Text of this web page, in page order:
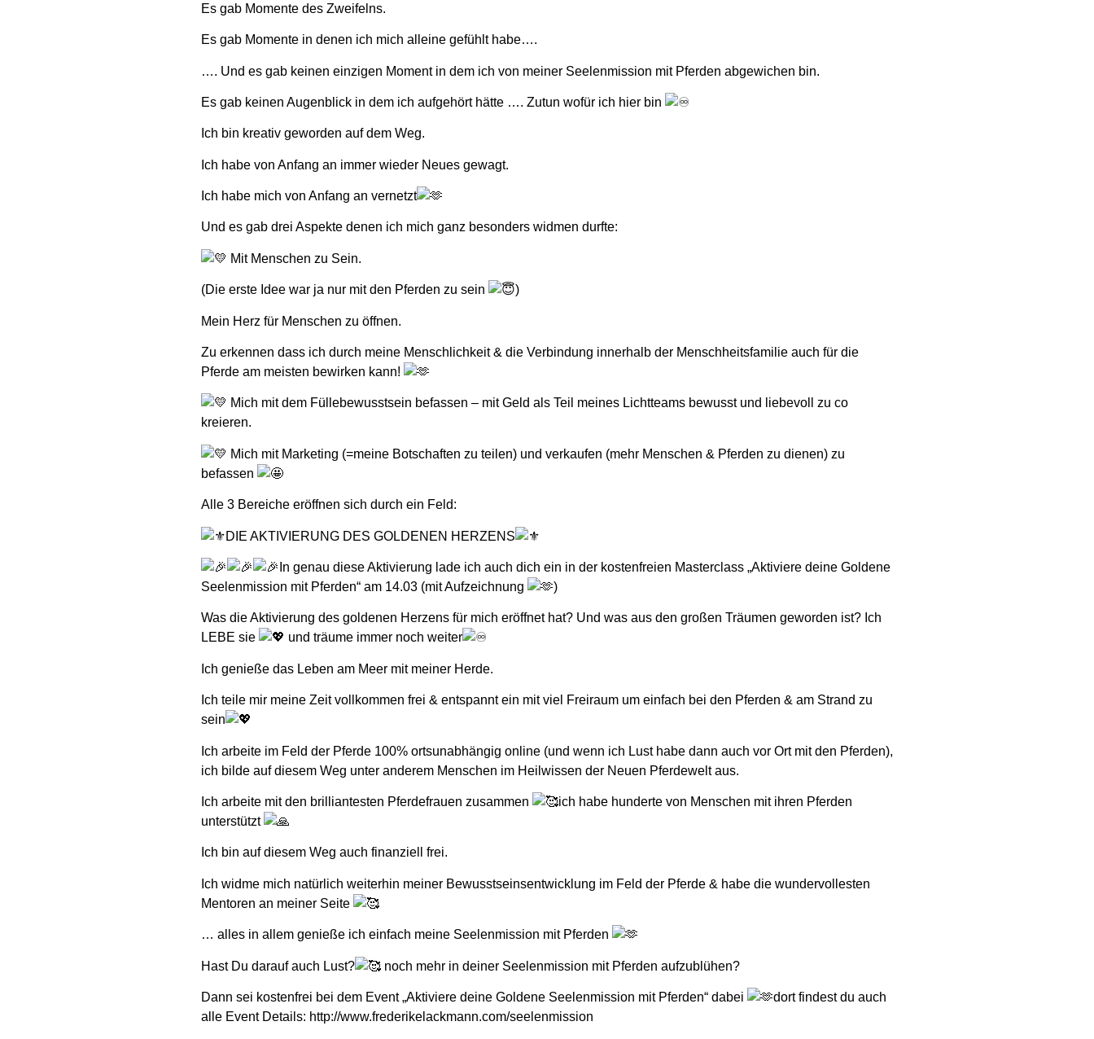
Es gab Momente des Zweifelns.
Es gab Momente in denen ich mich alleine gefühlt habe….
…. Und es gab keinen einzigen Moment in dem ich von meiner Seelenmission mit Pferden abgewichen bin.
Es gab keinen Augenblick in dem ich aufgehört hätte …. Zutun wofür ich hier bin
Ich bin kreativ geworden auf dem Weg.
Ich habe von Anfang an immer wieder Neues gewagt.
Ich habe mich von Anfang an vernetzt
Und es gab drei Aspekte denen ich mich ganz besonders widmen durfte:
Mit Menschen zu Sein.
(Die erste Idee war ja nur mit den Pferden zu sein )
Mein Herz für Menschen zu öffnen.
Zu erkennen dass ich durch meine Menschlichkeit & die Verbindung innerhalb der Menschheitsfamilie auch für die
Pferde am meisten bewirken kann!
Mich mit dem Füllebewusstsein befassen – mit Geld als Teil meines Lichtteams bewusst und liebevoll zu co
kreieren.
Mich mit Marketing (=meine Botschaften zu teilen) und verkaufen (mehr Menschen & Pferden zu dienen) zu
befassen
Alle 3 Bereiche eröffnen sich durch ein Feld:
DIE AKTIVIERUNG DES GOLDENEN HERZENS
In genau diese Aktivierung lade ich auch dich ein in der kostenfreien Masterclass „Aktiviere deine Goldene
Seelenmission mit Pferden“ am 14.03 (mit Aufzeichnung
)
Was die Aktivierung des goldenen Herzens für mich eröffnet hat? Und was aus den großen Träumen geworden ist? Ich
LEBE sie
und träume immer noch weiter
Ich genieße das Leben am Meer mit meiner Herde.
Ich teile mir meine Zeit vollkommen frei & entspannt ein mit viel Freiraum um einfach bei den Pferden & am Strand zu
sein
Ich arbeite im Feld der Pferde 100% ortsunabhängig online (und wenn ich Lust habe dann auch vor Ort mit den Pferden),
ich bilde auf diesem Weg unter anderem Menschen im Heilwissen der Neuen Pferdewelt aus.
Ich arbeite mit den brilliantesten Pferdefrauen zusammen
ich habe hunderte von Menschen mit ihren Pferden
unterstützt
Ich bin auf diesem Weg auch finanziell frei.
Ich widme mich natürlich weiterhin meiner Bewusstseinsentwicklung im Feld der Pferde & habe die wundervollesten
Mentoren an meiner Seite
… alles in allem genieße ich einfach meine Seelenmission mit Pferden
Hast Du darauf auch Lust? noch mehr in deiner Seelenmission mit Pferden aufzublühen?
Dann sei kostenfrei bei dem Event „Aktiviere deine Goldene Seelenmission mit Pferden“ dabei
dort findest du auch
alle Event Details: http://www.frederikelackmann.com/seelenmission